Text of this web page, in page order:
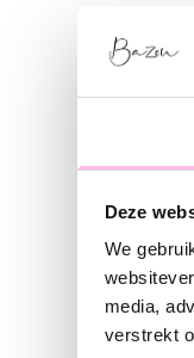
Deze
We
media,
verstrekt